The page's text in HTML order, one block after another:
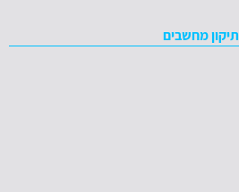
תיקון מחשבים